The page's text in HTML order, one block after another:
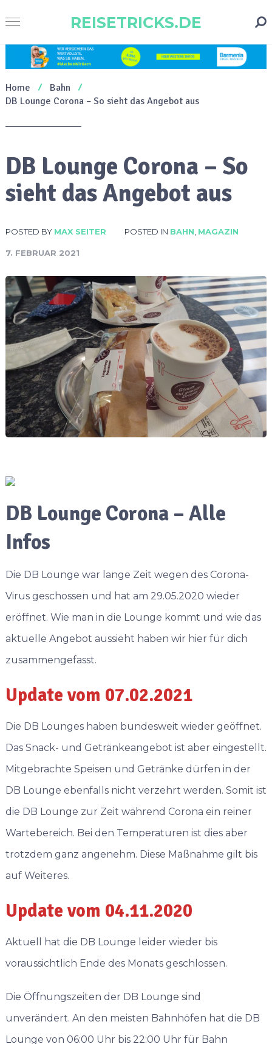
REISETRICKS.DE
Home
Bahn
DB Lounge Corona – So sieht das Angebot aus
DB Lounge Corona – So
sieht das Angebot aus
POSTED BY MAX SEITER POSTED IN BAHN MAGAZIN
7. FEBRUAR 2021
DB Lounge Corona – Alle
Infos
Die DB Lounge war lange Zeit wegen des Corona-
Virus geschossen und hat am 29.05.2020 wieder
eröffnet. Wie man in die Lounge kommt und wie das
aktuelle Angebot aussieht haben wir hier für dich
zusammengefasst.
Update vom 07.02.2021
Die DB Lounges haben bundesweit wieder geöffnet.
Das Snack- und Getränkeangebot ist aber eingestellt.
Mitgebrachte Speisen und Getränke dürfen in der
DB Lounge ebenfalls nicht verzehrt werden. Somit ist
die DB Lounge zur Zeit während Corona ein reiner
Wartebereich. Bei den Temperaturen ist dies aber
trotzdem ganz angenehm. Diese Maßnahme gilt bis
auf Weiteres.
Update vom 04.11.2020
Aktuell hat die DB Lounge leider wieder bis
voraussichtlich Ende des Monats geschlossen.
Die Öffnungszeiten der DB Lounge sind
unverändert. An den meisten Bahnhöfen hat die DB
Lounge von 06:00 Uhr bis 22:00 Uhr für Bahn